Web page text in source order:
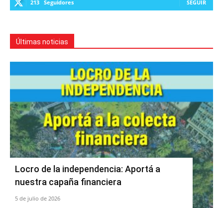
213 Seguidores SEGUIR
Últimas noticias
Locro de la independencia: Aportá a
nuestra capaña financiera
5 de julio de 2026